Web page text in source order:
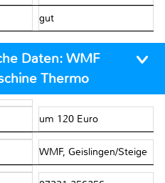
gut
Daten: WMF
Thermo
um 120 Euro
WMF, Geislingen/Steige